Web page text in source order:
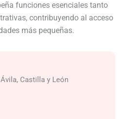
funciones esenciales tanto
contribuyendo al acceso
más pequeñas.
Castilla y León